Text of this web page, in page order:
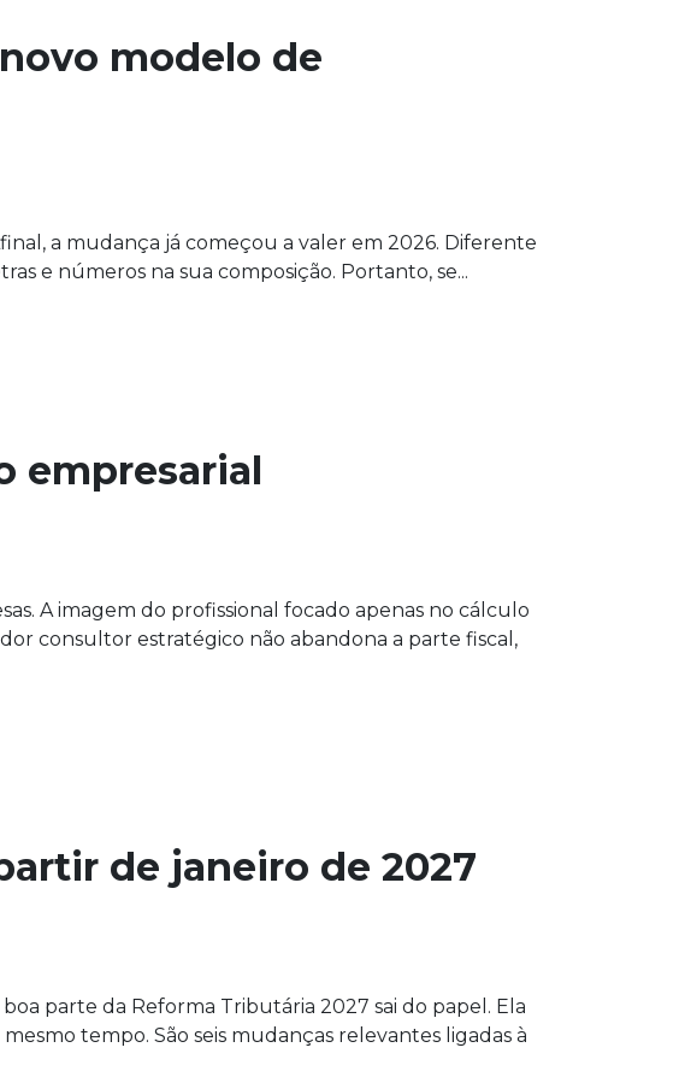
modelo de
a mudança já começou a valer em 2026. Diferente
e números na sua composição. Portanto, se...
empresarial
A imagem do profissional focado apenas no cálculo
consultor estratégico não abandona a parte fiscal,
de janeiro de 2027
parte da Reforma Tributária 2027 sai do papel. Ela
tempo. São seis mudanças relevantes ligadas à